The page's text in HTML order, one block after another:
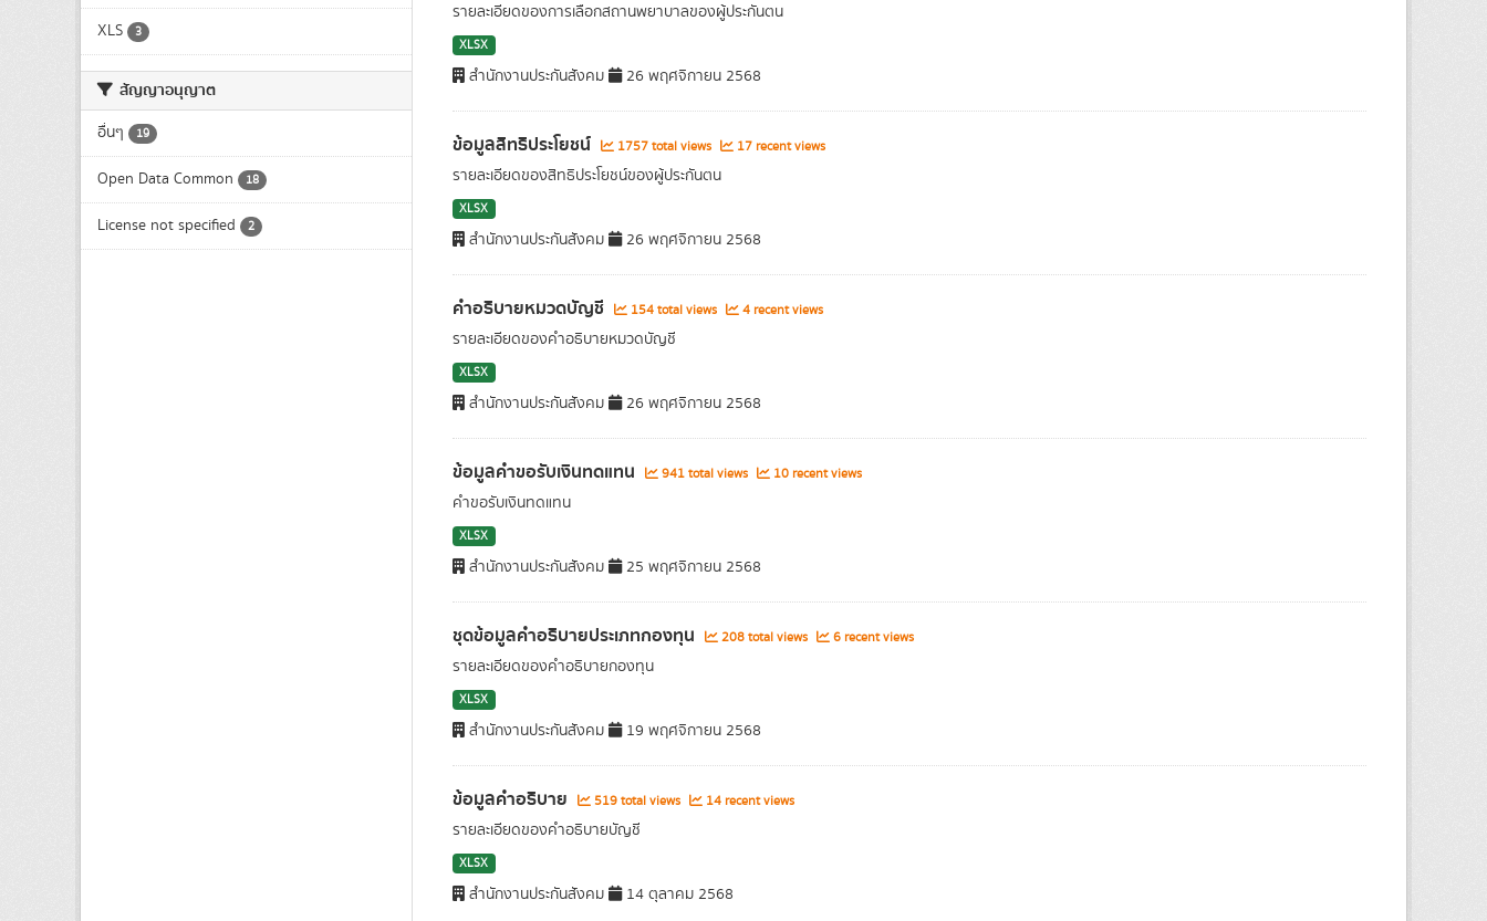
XLS 3
สัญญาอนุญาต
อื่นๆ 19
Open Data Common 18
License not specified 2
รายละเอียดของการเลือกสถานพยาบาลของผู้ประกันตน
XLSX
สำนักงานประกันสังคม 26 พฤศจิกายน 2568
ข้อมูลสิทธิประโยชน์ 1757 total views 17 recent views
รายละเอียดของสิทธิประโยชน์ของผู้ประกันตน
XLSX
สำนักงานประกันสังคม 26 พฤศจิกายน 2568
คำอธิบายหมวดบัญชี 154 total views 4 recent views
รายละเอียดของคำอธิบายหมวดบัญชี
XLSX
สำนักงานประกันสังคม 26 พฤศจิกายน 2568
ข้อมูลคำขอรับเงินทดแทน 941 total views 10 recent views
คำขอรับเงินทดแทน
XLSX
สำนักงานประกันสังคม 25 พฤศจิกายน 2568
ชุดข้อมูลคำอธิบายประเภทกองทุน 208 total views 6 recent views
รายละเอียดของคำอธิบายกองทุน
XLSX
สำนักงานประกันสังคม 19 พฤศจิกายน 2568
ข้อมูลคำอธิบาย 519 total views 14 recent views
รายละเอียดของคำอธิบายบัญชี
XLSX
สำนักงานประกันสังคม 14 ตุลาคม 2568